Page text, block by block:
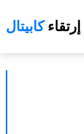
إرتقاءكابيتال